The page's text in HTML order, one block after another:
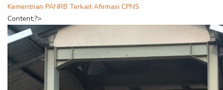
Kementrian PANRB Terkait Afirmasi CPNS
Content;?>